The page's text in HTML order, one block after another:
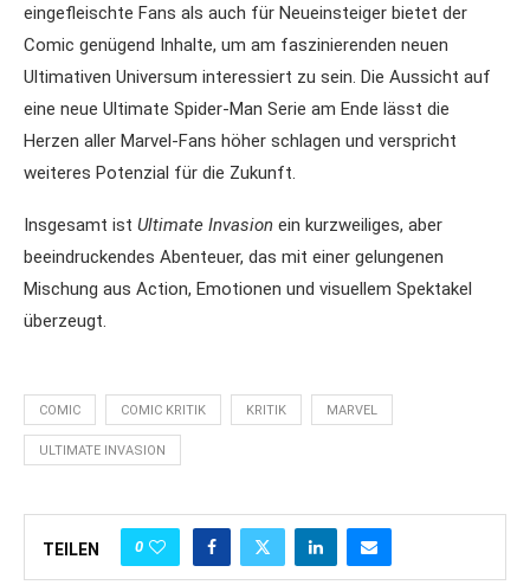
eingefleischte Fans als auch für Neueinsteiger bietet der
Comic genügend Inhalte, um am faszinierenden neuen
Ultimativen Universum interessiert zu sein. Die Aussicht auf
eine neue Ultimate Spider-Man Serie am Ende lässt die
Herzen aller Marvel-Fans höher schlagen und verspricht
weiteres Potenzial für die Zukunft.
Insgesamt ist Ultimate Invasion ein kurzweiliges, aber
beeindruckendes Abenteuer, das mit einer gelungenen
Mischung aus Action, Emotionen und visuellem Spektakel
überzeugt.
COMIC COMIC KRITIK KRITIK MARVEL
ULTIMATE INVASION
TEILEN 0